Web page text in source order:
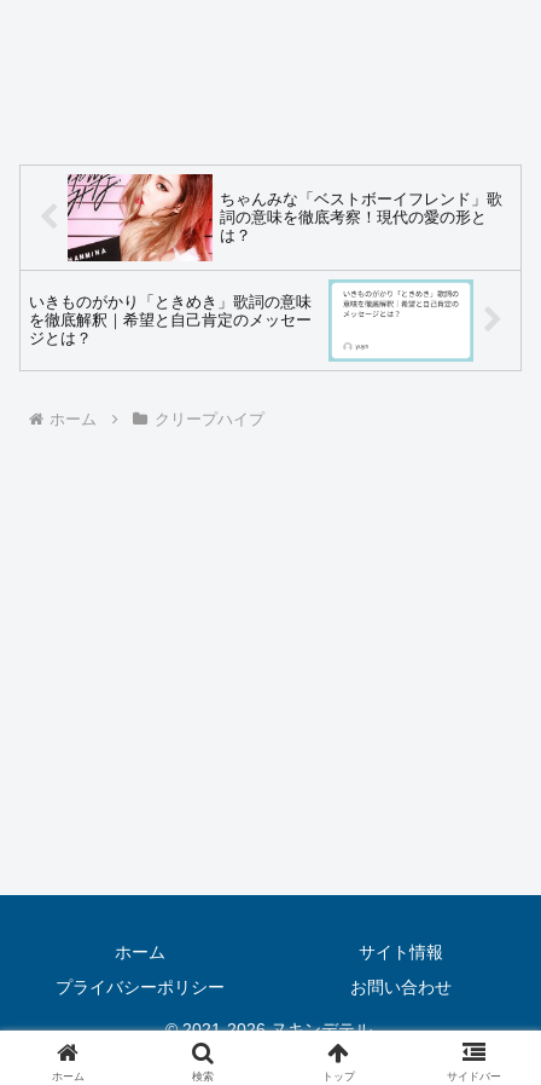
ちゃんみな「ベストボーイフレンド」歌
詞の意味を徹底考察！現代の愛の形と
は？
いきものがかり「ときめき」歌詞の意味
を徹底解釈｜希望と自己肯定のメッセー
ジとは？
ホーム クリープハイプ
ホーム
サイト情報
プライバシーポリシー
お問い合わせ
© 2021-2026 ヌキンデテル.
ホーム 検索 トップ サイドバー